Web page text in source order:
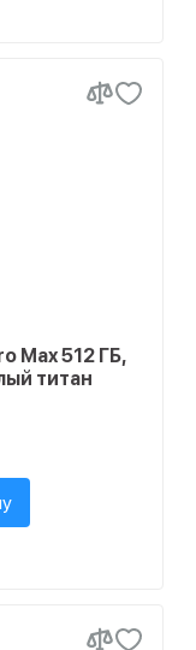
Max 512 ГБ,
титан